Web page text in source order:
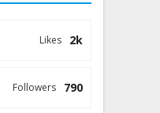
2k
Likes
790
Followers